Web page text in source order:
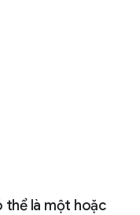
thể là một hoặc